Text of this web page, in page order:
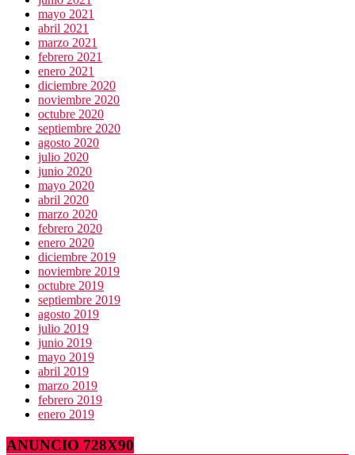
mayo 2021
abril 2021
marzo 2021
febrero 2021
enero 2021
diciembre 2020
noviembre 2020
octubre 2020
septiembre 2020
agosto 2020
julio 2020
junio 2020
mayo 2020
abril 2020
marzo 2020
febrero 2020
enero 2020
diciembre 2019
noviembre 2019
octubre 2019
septiembre 2019
agosto 2019
julio 2019
junio 2019
mayo 2019
abril 2019
marzo 2019
febrero 2019
enero 2019
ANUNCIO 728X90